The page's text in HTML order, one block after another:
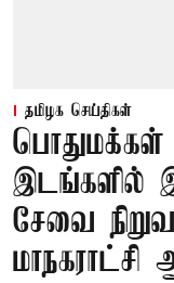
தமிழக செய்திகள்
பொதுமக்கள்
இடங்களில்
சேவை